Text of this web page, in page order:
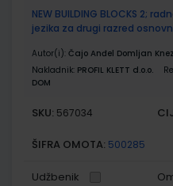
NEW BUILDING BLOCKS 2;
jezika za drugi razred
Autor(i): Čajo Anđel Domljan
Nakladnik: PROFIL KLETT d.o.o.
DOM
SKU: 567034
ŠIFRA OMOTA: 500285
Udžbenik